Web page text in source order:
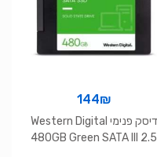
144₪
דיסק פנימי Western Digital
480GB Green SATA III 2.5